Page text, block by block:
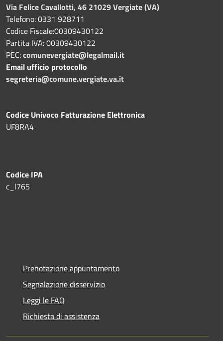
Via Felice Cavallotti, 46 21029 Vergiate (VA)
Telefono: 0331 928711
Codice Fiscale:00309430122
Partita IVA: 00309430122
PEC:comunevergiate@legalmail.it
Email ufficio protocollo
segreteria@comune.vergiate.va.it
Codice Univoco Fatturazione Elettronica
UF8RA4
Codice IPA
c_l765
Prenotazione appuntamento
Segnalazione disservizio
Leggi le FAQ
Richiesta di assistenza